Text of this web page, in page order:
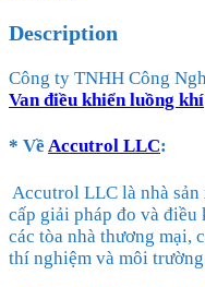
Description
Công ty TNHH Công
Van điều khiển luồng khí
* Về Accutrol LLC:
Accutrol LLC là nhà
cấp giải pháp đo và
các tòa nhà thương mại,
thí nghiệm và môi